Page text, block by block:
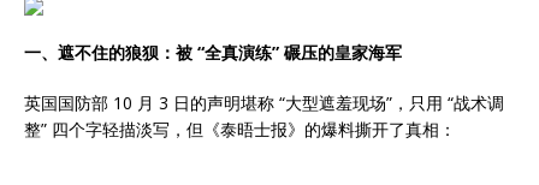
一、遮不住的狼狈：被 “全真演练” 碾压的皇家海军
英国国防部 10 月 3 日的声明堪称 “大型遮羞现场”，只用 “战术调
整” 四个字轻描淡写，但《泰晤士报》的爆料撕开了真相：